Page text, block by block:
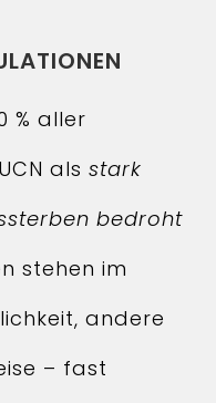
% aller
als stark
bedroht
stehen im
andere
– fast